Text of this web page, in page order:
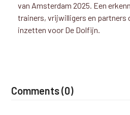
van Amsterdam 2025. Een
trainers, vrijwilligers en partners
inzetten voor De Dolfijn.
Comments (0)